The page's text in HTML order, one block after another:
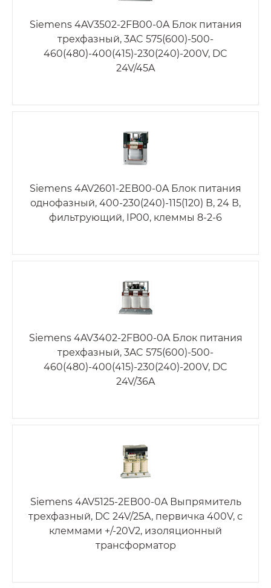
Siemens 4AV3502-2FB00-0A Блок питания
трехфазный, 3AC 575(600)-500-
460(480)-400(415)-230(240)-200V, DC
24V/45A
Siemens 4AV2601-2EB00-0A Блок питания
однофазный, 400-230(240)-115(120) В, 24 В,
фильтрующий, IP00, клеммы 8-2-6
Siemens 4AV3402-2FB00-0A Блок питания
трехфазный, 3AC 575(600)-500-
460(480)-400(415)-230(240)-200V, DC
24V/36A
Siemens 4AV5125-2EB00-0A Выпрямитель
трехфазный, DC 24V/25A, первичка 400V, с
клеммами +/-20V2, изоляционный
трансформатор